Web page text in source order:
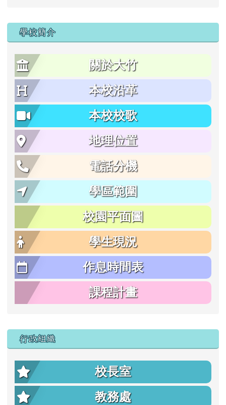
學校簡介
關於大竹
本校沿革
本校校歌
地理位置
電話分機
學區範圍
校園平面圖
學生現況
作息時間表
課程計畫
行政組織
校長室
教務處